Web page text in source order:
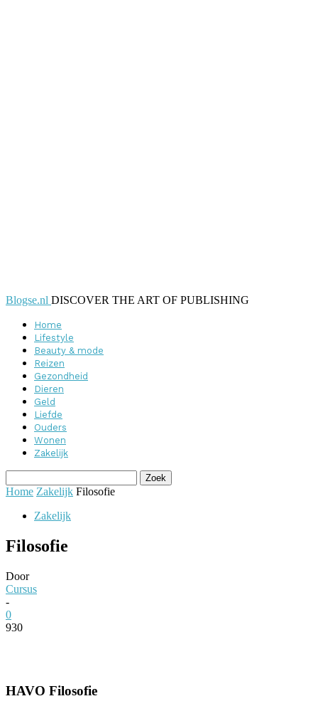
Blogse.nl DISCOVER THE ART OF PUBLISHING
Home
Lifestyle
Beauty & mode
Reizen
Gezondheid
Dieren
Geld
Liefde
Ouders
Wonen
Zakelijk
Home Zakelijk Filosofie
Zakelijk
Filosofie
Door
Cursus
-
0
930
HAVO Filosofie